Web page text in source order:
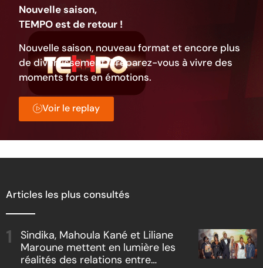
Nouvelle saison,
TEMPO est de retour !
Nouvelle saison, nouveau format et encore plus
de divertissement. Préparez-vous à vivre des
moments forts en émotions.
Voir le replay
Articles les plus consultés
Sindika, Mahoula Kané et Liliane
Maroune mettent en lumière les
réalités des relations entre